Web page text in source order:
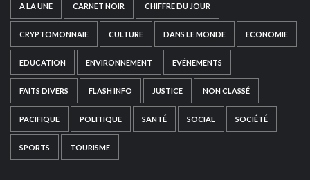
A LA UNE CARNET NOIR CHIFFRE DU JOUR
CRYPTOMONNAIE CULTURE DANS LE MONDE ECONOMIE
EDUCATION ENVIRONNEMENT EVÉNEMENTS
FAITS DIVERS FLASH INFO JUSTICE NON CLASSÉ
PACIFIQUE POLITIQUE SANTÉ SOCIAL SOCIÉTÉ
SPORTS TOURISME